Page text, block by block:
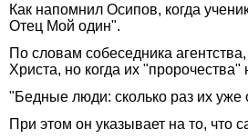
Как напомнил Осипов, когда
Отец Мой один".
По словам собеседника
Христа, но когда их
"Бедные люди: сколько раз их уже
При этом он указывает на то, что